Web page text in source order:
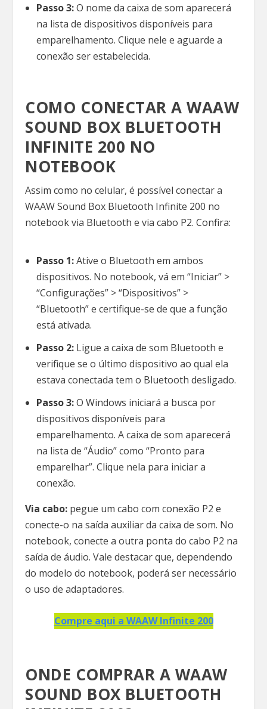
Passo 3:O nome da caixa de som aparecerá
na lista de dispositivos disponíveis para
emparelhamento. Clique nele e aguarde a
conexão ser estabelecida.
COMO CONECTAR A WAAW
SOUND BOX BLUETOOTH
INFINITE 200 NO
NOTEBOOK
Assim como no celular, é possível conectar a
WAAW Sound Box Bluetooth Infinite 200 no
notebook via Bluetooth e via cabo P2. Confira:
Passo 1:Ative o Bluetooth em ambos
dispositivos. No notebook, vá em “Iniciar” >
“Configurações” > “Dispositivos” >
“Bluetooth” e certifique-se de que a função
está ativada.
Passo 2: Ligue a caixa de som Bluetooth e
verifique se o último dispositivo ao qual ela
estava conectada tem o Bluetooth desligado.
Passo 3:O Windows iniciará a busca por
dispositivos disponíveis para
emparelhamento. A caixa de som aparecerá
na lista de “Áudio” como “Pronto para
emparelhar”. Clique nela para iniciar a
conexão.
Via cabo: pegue um cabo com conexão P2 e
conecte-o na saída auxiliar da caixa de som. No
notebook, conecte a outra ponta do cabo P2 na
saída de áudio. Vale destacar que, dependendo
do modelo do notebook, poderá ser necessário
o uso de adaptadores.
Compre aqui a WAAW Infinite 200
ONDE COMPRAR A WAAW
SOUND BOX BLUETOOTH